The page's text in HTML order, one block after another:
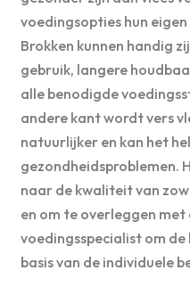
voedingsopties hun
Brokken kunnen handig
gebruik, langere
alle benodigde
andere kant wordt vers
natuurlijker en kan het
gezondheidsproblemen.
naar de kwaliteit van
en om te overleggen
voedingsspecialist om de
basis van de individuele